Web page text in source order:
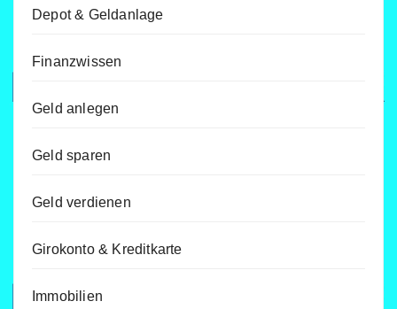
Depot & Geldanlage
Finanzwissen
Geld anlegen
Geld sparen
Geld verdienen
Girokonto & Kreditkarte
Immobilien